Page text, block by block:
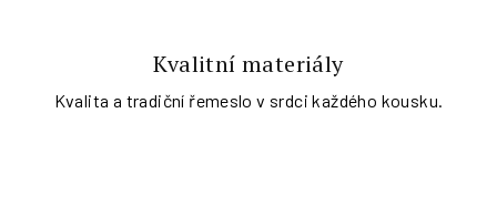
Kvalitní materiály
Kvalita a tradiční řemeslo v srdci každého kousku.